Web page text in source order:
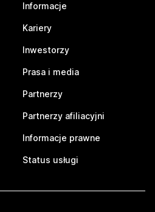
Informacje
Kariery
Inwestorzy
Prasa i media
Partnerzy
Partnerzy afiliacyjni
Informacje prawne
Status usługi